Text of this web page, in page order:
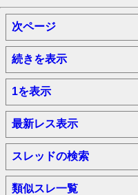
次ページ
続きを表示
1を表示
最新レス表示
スレッドの検索
類似スレ一覧